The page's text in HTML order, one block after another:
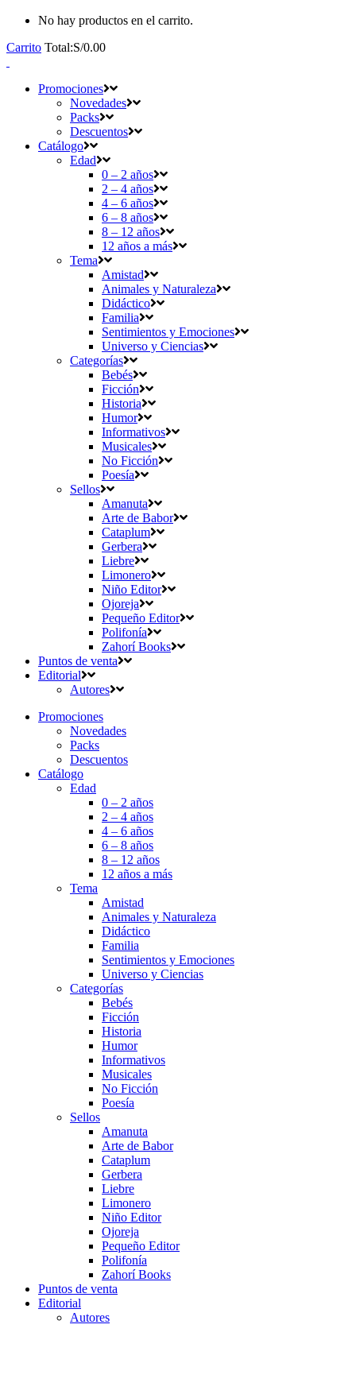
No hay productos en el carrito.
Carrito Total:S/0.00
Promociones
Novedades
Packs
Descuentos
Catálogo
Edad
0 – 2 años
2 – 4 años
4 – 6 años
6 – 8 años
8 – 12 años
12 años a más
Tema
Amistad
Animales y Naturaleza
Didáctico
Familia
Sentimientos y Emociones
Universo y Ciencias
Categorías
Bebés
Ficción
Historia
Humor
Informativos
Musicales
No Ficción
Poesía
Sellos
Amanuta
Arte de Babor
Cataplum
Gerbera
Liebre
Limonero
Niño Editor
Ojoreja
Pequeño Editor
Polifonía
Zahorí Books
Puntos de venta
Editorial
Autores
Promociones
Novedades
Packs
Descuentos
Catálogo
Edad
0 – 2 años
2 – 4 años
4 – 6 años
6 – 8 años
8 – 12 años
12 años a más
Tema
Amistad
Animales y Naturaleza
Didáctico
Familia
Sentimientos y Emociones
Universo y Ciencias
Categorías
Bebés
Ficción
Historia
Humor
Informativos
Musicales
No Ficción
Poesía
Sellos
Amanuta
Arte de Babor
Cataplum
Gerbera
Liebre
Limonero
Niño Editor
Ojoreja
Pequeño Editor
Polifonía
Zahorí Books
Puntos de venta
Editorial
Autores